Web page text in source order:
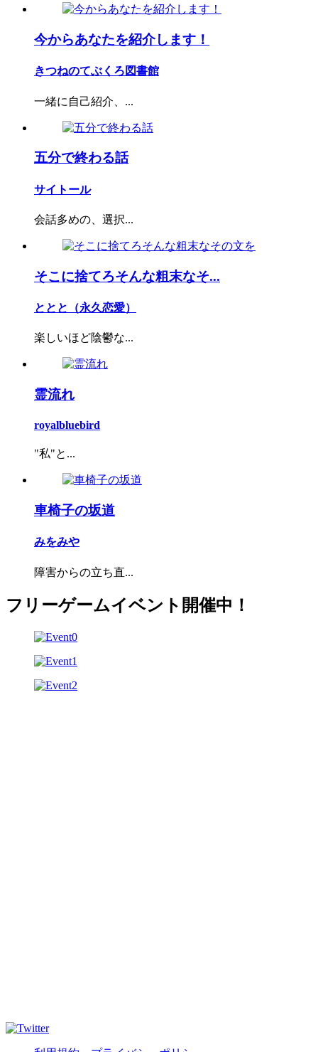
今からあなたを紹介します！
きつねのてぶくろ図書館
一緒に自己紹介、...
五分で終わる話
サイトール
会話多めの、選択...
そこに捨てろそんな粗末なそ...
ととと（永久恋愛）
楽しいほど陰鬱な...
霊流れ
royalbluebird
"私"と...
車椅子の坂道
みをみや
障害からの立ち直...
フリーゲームイベント開催中！